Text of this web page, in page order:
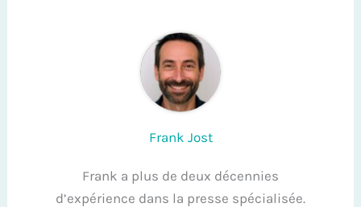
Frank Jost
Frank a plus de deux décennies
d’expérience dans la presse spécialisée.